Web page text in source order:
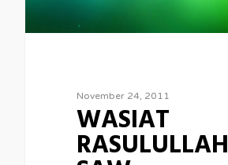
November 24, 2011
WASIAT
RASULULLAH